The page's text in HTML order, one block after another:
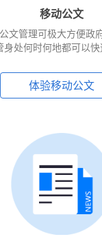
移动公文
文管理可极大方便政
身处何时何地都可以
体验移动公文